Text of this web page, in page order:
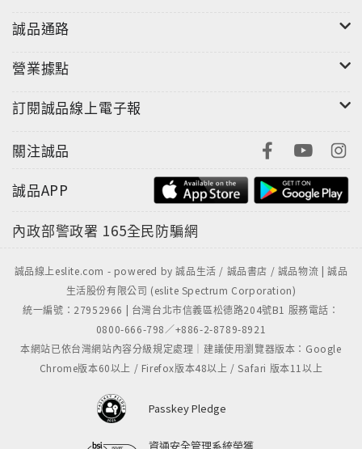
誠品通路
營業據點
訂閱誠品線上電子報
關注誠品
誠品APP
內政部警政署 165全民防騙網
誠品線上eslite.com - powered by 誠品生活 / 誠品書店 / 誠品物流 | 誠品
生活股份有限公司 (eslite Spectrum Corporation)
統一編號：27952966 | 台灣台北市信義區松德路204號B1 服務電話：
0800-666-798／+886-2-8789-8921
本網站已依台灣網站內容分級規定處理｜建議使用瀏覽器版本：Google
Chrome版本60以上 / Firefox版本48以上 / Safari 版本11以上
Passkey Pledge
資通安全管理系統榮獲